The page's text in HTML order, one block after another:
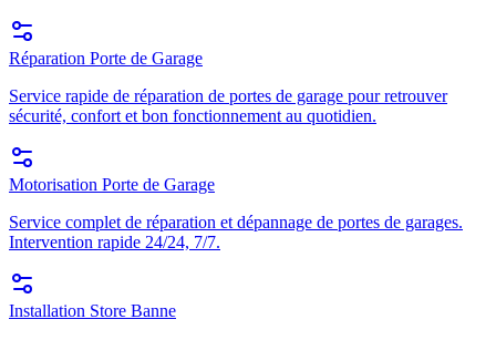
Réparation Porte de Garage
Service rapide de réparation de portes de garage pour retrouver
sécurité, confort et bon fonctionnement au quotidien.
Motorisation Porte de Garage
Service complet de réparation et dépannage de portes de garages.
Intervention rapide 24/24, 7/7.
Installation Store Banne